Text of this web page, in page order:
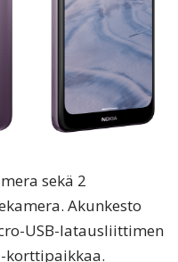
sekä 2
Akunkesto
USB-latausliittimen
korttipaikkaa.